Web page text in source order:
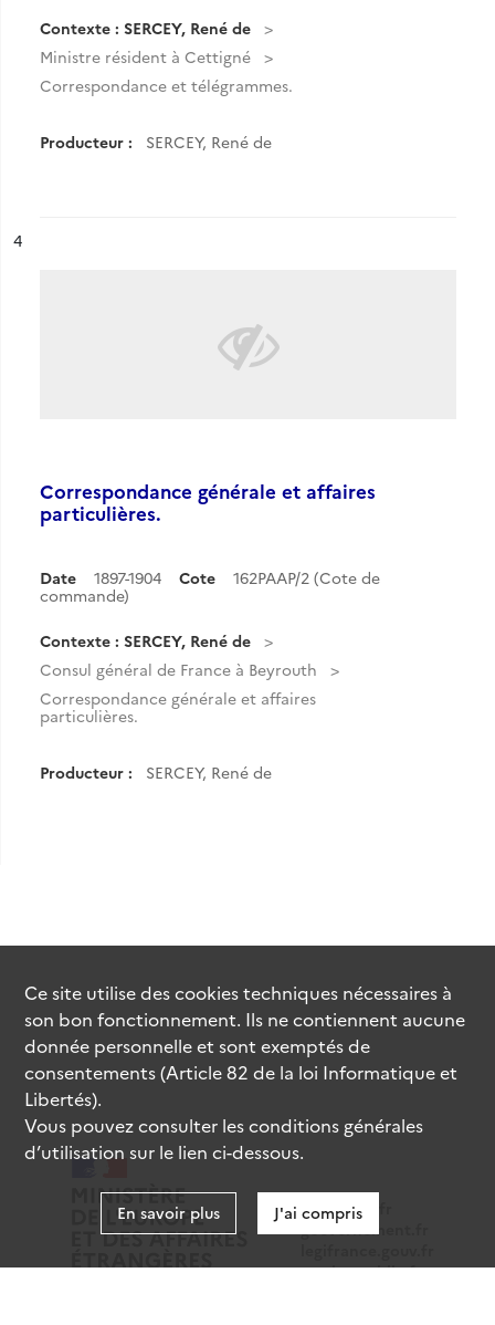
Contexte : SERCEY, René de
Ministre résident à Cettigné
Correspondance et télégrammes.
Producteur : SERCEY, René de
n°
4
Correspondance générale et affaires
particulières.
Date 1897-1904 Cote
162PAAP/2 (Cote de
commande)
Contexte : SERCEY, René de
Consul général de France à Beyrouth
Correspondance générale et affaires
particulières.
Producteur : SERCEY, René de
data.gouv.fr
gouvernement.fr
service-public.fr
Ce site utilise descookiestechniques nécessaires à
son bon fonctionnement. Ils ne contiennent aucune
donnée personnelle et sont exemptés de
consentements (Article 82 de la loi Informatique et
Libertés).
Vous pouvez consulter les conditions générales
d’utilisation sur le lien ci-dessous.
En savoir plus J'ai compris